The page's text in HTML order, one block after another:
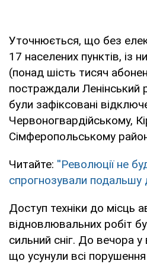
Уточнюється, що без
17 населених пунктів, із
(понад шість тисяч
постраждали Ленінський
були зафіксовані
Червоногвардійському,
Сімферопольському
Читайте: ''Революції не
спрогнозували
Доступ техніки до місць
відновлювальних робіт
сильний сніг. До вечора у
що усунули всі